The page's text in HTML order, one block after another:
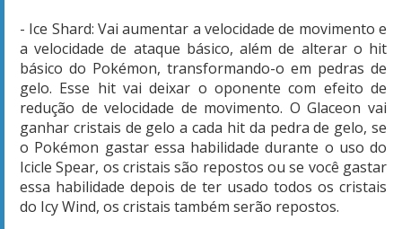
- Ice Shard: Vai aumentar a velocidade de movimento e
a velocidade de ataque básico, além de alterar o hit
básico do Pokémon, transformando-o em pedras de
gelo. Esse hit vai deixar o oponente com efeito de
redução de velocidade de movimento. O Glaceon vai
ganhar cristais de gelo a cada hit da pedra de gelo, se
o Pokémon gastar essa habilidade durante o uso do
Icicle Spear, os cristais são repostos ou se você gastar
essa habilidade depois de ter usado todos os cristais
do Icy Wind, os cristais também serão repostos.